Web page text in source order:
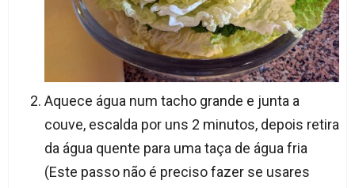
Aquece água num tacho grande e junta a
couve, escalda por uns 2 minutos, depois retira
da água quente para uma taça de água fria
(Este passo não é preciso fazer se usares